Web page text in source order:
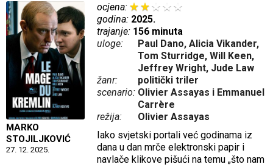
MARKO
STOJILJKOVIĆ
27. 12. 2025.
ocjena:
godina: 2025.
trajanje: 156 minuta
uloge:
Paul Dano, Alicia Vikander,
Tom Sturridge, Will Keen,
Jeffrey Wright, Jude Law
žanr:
politički triler
scenario: Olivier Assayas i Emmanuel
Carrère
režija:
Olivier Assayas
Iako svjetski portali već godinama iz
dana u dan mrče elektronski papir i
navlače klikove pišući na temu „što nam